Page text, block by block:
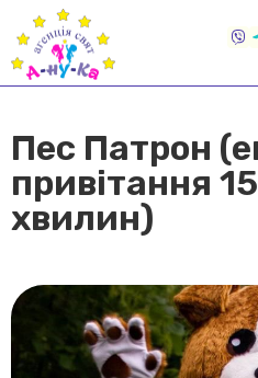
Пес Патрон
привітання
хвилин)